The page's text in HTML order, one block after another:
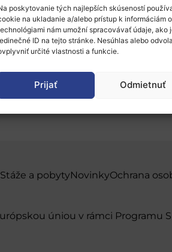
poskytovanie tých najlepších skúseností
na ukladanie a/alebo prístup k informáciám
nám umožní spracovávať údaje, ako
ID na tejto stránke. Nesúhlas alebo
určité vlastnosti a funkcie.
Prijať Odmietnuť
with
Stáže a pobytyNovinkyOchrana
úniou v rámci